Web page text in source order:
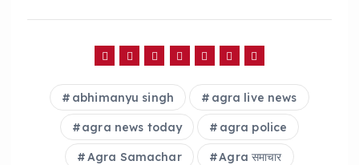
c
o
o
k
a
ts
A
p
p
a
re
abhimanyu singh agra live news
agra news today agra police
Agra Samachar Agra समाचार